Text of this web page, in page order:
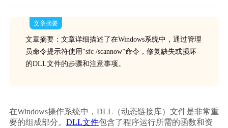
文章摘要
文章摘要：文章详细描述了在Windows系统中，通过管理
员命令提示符使用“sfc /scannow”命令，修复缺失或损坏
的DLL文件的步骤和注意事项。
在Windows操作系统中，DLL（动态链接库）文件是非常重
要的组成部分。 DLL文件包含了程序运行所需的函数和资